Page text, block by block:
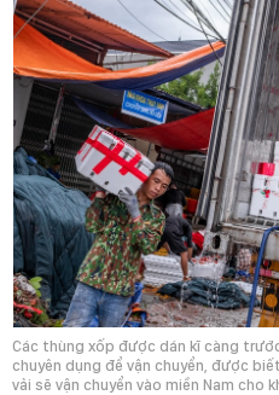
Các thùng xốp được dán kĩ càng
chuyên dụng để vận chuyển, được
vải sẽ vận chuyển vào miền Nam cho